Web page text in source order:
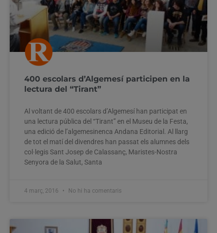
400 escolars d’Algemesí participen en la
lectura del “Tirant”
Al voltant de 400 escolars d’Algemesí han participat en
una lectura pública del “Tirant” en el Museu de la Festa,
una edició de l’algemesinenca Andana Editorial. Al llarg
de tot el matí del divendres han passat els alumnes dels
col·legis Sant Josep de Calassanç, Maristes-Nostra
Senyora de la Salut, Santa
4 març, 2016 No hi ha comentaris